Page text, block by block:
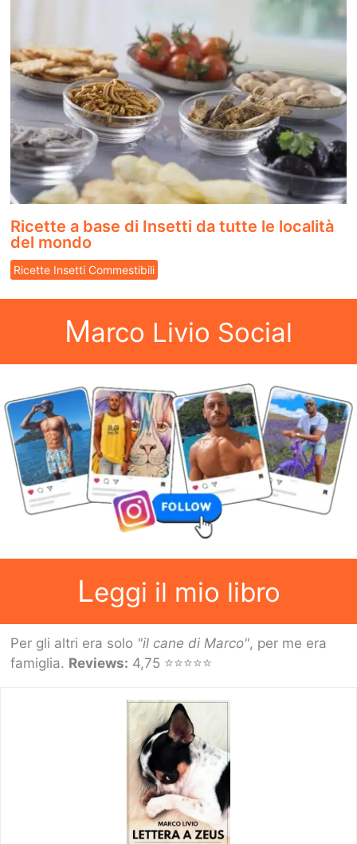
Ricette a base di Insetti da tutte le località
del mondo
Ricette Insetti Commestibili
Marco Livio Social
Leggi il mio libro
Per gli altri era solo "il cane di Marco", per me era
famiglia. Reviews: 4,75 ⭐⭐⭐⭐⭐